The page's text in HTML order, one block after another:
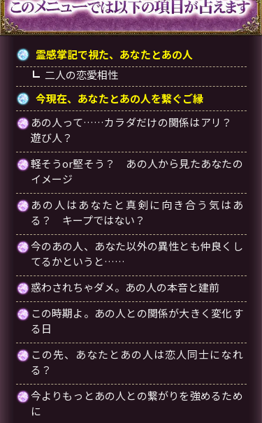
霊感掌記で視た、あなたとあの人
二人の恋愛相性
今現在、あなたとあの人を繋ぐご縁
あの人って……カラダだけの関係はアリ？
遊び人？
軽そうor堅そう？ あの人から見たあなたの
イメージ
あの人はあなたと真剣に向き合う気はあ
る？ キープではない？
今のあの人、あなた以外の異性とも仲良くし
てるかというと……
惑わされちゃダメ。あの人の本音と建前
この時期よ。あの人との関係が大きく変化す
る日
この先、あなたとあの人は恋人同士になれ
る？
今よりもっとあの人との繋がりを強めるため
に